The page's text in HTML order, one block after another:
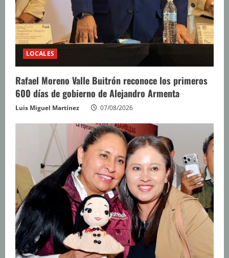
LOCALES
Rafael Moreno Valle Buitrón reconoce los primeros
600 días de gobierno de Alejandro Armenta
Luis Miguel Martínez 07/08/2026